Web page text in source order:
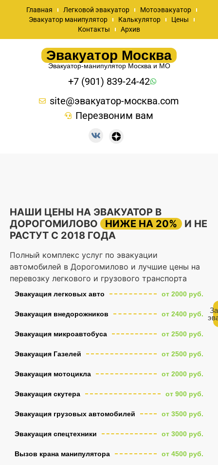
Главная Легковой эвакуатор
Мотоэвакуатор
Эвакуатор манипулятор
Калькулятор
Цены
Контакты
Архив
Эвакуатор Москва
Эвакуатор-манипулятор Москва и МО
+7 (901) 839-24-42
site@эвакуатор-москва.com
Перезвоним вам
НАШИ ЦЕНЫ НА ЭВАКУАТОР В
ДОРОГОМИЛОВО
НИЖЕ НА 20%
И НЕ
РАСТУТ С 2018 ГОДА
Полный комплекс услуг по эвакуации
автомобилей в Дорогомилово и лучшие цены на
перевозку легкового и грузового транспорта
Эвакуация легковых авто от 2000 руб.
Эвакуация внедорожников от 2400 руб.
Эвакуация микроавтобуса от 2500 руб.
Эвакуация Газелей от 2500 руб.
Эвакуация мотоцикла от 2000 руб.
Эвакуация скутера от 900 руб.
Эвакуация грузовых автомобилей от 3500 руб.
Эвакуация спецтехники от 3000 руб.
Вызов крана манипулятора от 4500 руб.